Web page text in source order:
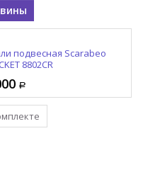
подвесная Scarabeo
8802CR